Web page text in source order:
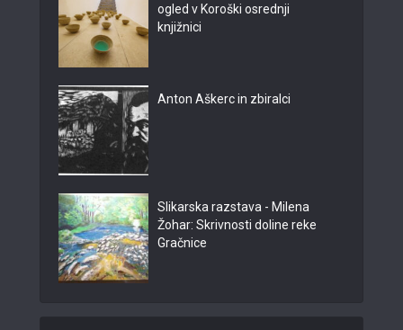
ogled v Koroški osrednji
knjižnici
Anton Aškerc in zbiralci
Slikarska razstava - Milena
Žohar: Skrivnosti doline reke
Gračnice